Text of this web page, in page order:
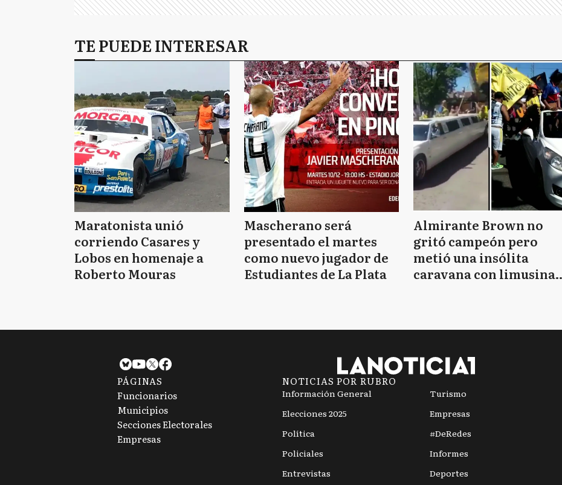
TE PUEDE INTERESAR
Maratonista unió
corriendo Casares y
Lobos en homenaje a
Roberto Mouras
Mascherano será
presentado el martes
como nuevo jugador de
Estudiantes de La Plata
Almirante Brown no
gritó campeón pero
metió una insólita
caravana con limusinas
PÁGINAS
Funcionarios
Municipios
Secciones Electorales
Empresas
NOTICIAS POR RUBRO
Información General
Elecciones 2025
Política
Policiales
Entrevistas
Turismo
Empresas
#DeRedes
Informes
Deportes